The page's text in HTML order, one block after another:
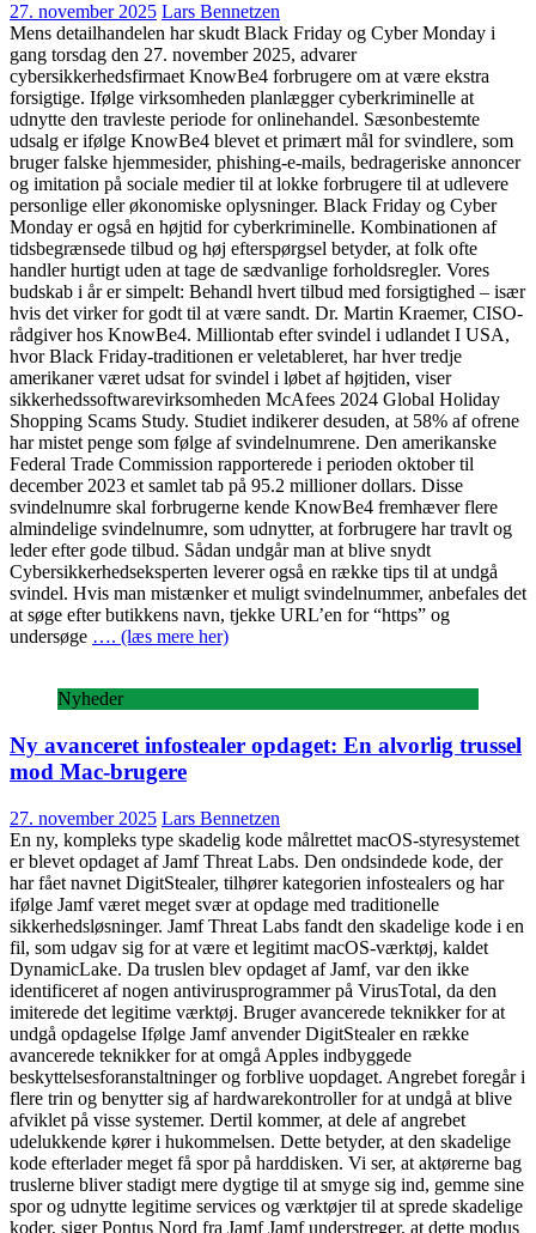
27. november 2025 Lars Bennetzen
Mens detailhandelen har skudt Black Friday og Cyber Monday i
gang torsdag den 27. november 2025, advarer
cybersikkerhedsfirmaet KnowBe4 forbrugere om at være ekstra
forsigtige. Ifølge virksomheden planlægger cyberkriminelle at
udnytte den travleste periode for onlinehandel. Sæsonbestemte
udsalg er ifølge KnowBe4 blevet et primært mål for svindlere, som
bruger falske hjemmesider, phishing-e-mails, bedrageriske annoncer
og imitation på sociale medier til at lokke forbrugere til at udlevere
personlige eller økonomiske oplysninger. Black Friday og Cyber
Monday er også en højtid for cyberkriminelle. Kombinationen af
tidsbegrænsede tilbud og høj efterspørgsel betyder, at folk ofte
handler hurtigt uden at tage de sædvanlige forholdsregler. Vores
budskab i år er simpelt: Behandl hvert tilbud med forsigtighed – især
hvis det virker for godt til at være sandt. Dr. Martin Kraemer, CISO-
rådgiver hos KnowBe4. Milliontab efter svindel i udlandet I USA,
hvor Black Friday-traditionen er veletableret, har hver tredje
amerikaner været udsat for svindel i løbet af højtiden, viser
sikkerhedssoftwarevirksomheden McAfees 2024 Global Holiday
Shopping Scams Study. Studiet indikerer desuden, at 58% af ofrene
har mistet penge som følge af svindelnumrene. Den amerikanske
Federal Trade Commission rapporterede i perioden oktober til
december 2023 et samlet tab på 95.2 millioner dollars. Disse
svindelnumre skal forbrugerne kende KnowBe4 fremhæver flere
almindelige svindelnumre, som udnytter, at forbrugere har travlt og
leder efter gode tilbud. Sådan undgår man at blive snydt
Cybersikkerhedseksperten leverer også en række tips til at undgå
svindel. Hvis man mistænker et muligt svindelnummer, anbefales det
at søge efter butikkens navn, tjekke URL’en for “https” og
undersøge …. (læs mere her)
Nyheder
Ny avanceret infostealer opdaget: En alvorlig trussel
mod Mac-brugere
27. november 2025 Lars Bennetzen
En ny, kompleks type skadelig kode målrettet macOS-styresystemet
er blevet opdaget af Jamf Threat Labs. Den ondsindede kode, der
har fået navnet DigitStealer, tilhører kategorien infostealers og har
ifølge Jamf været meget svær at opdage med traditionelle
sikkerhedsløsninger. Jamf Threat Labs fandt den skadelige kode i en
fil, som udgav sig for at være et legitimt macOS-værktøj, kaldet
DynamicLake. Da truslen blev opdaget af Jamf, var den ikke
identificeret af nogen antivirusprogrammer på VirusTotal, da den
imiterede det legitime værktøj. Bruger avancerede teknikker for at
undgå opdagelse Ifølge Jamf anvender DigitStealer en række
avancerede teknikker for at omgå Apples indbyggede
beskyttelsesforanstaltninger og forblive uopdaget. Angrebet foregår i
flere trin og benytter sig af hardwarekontroller for at undgå at blive
afviklet på visse systemer. Dertil kommer, at dele af angrebet
udelukkende kører i hukommelsen. Dette betyder, at den skadelige
kode efterlader meget få spor på harddisken. Vi ser, at aktørerne bag
truslerne bliver stadigt mere dygtige til at smyge sig ind, gemme sine
spor og udnytte legitime services og værktøjer til at sprede skadelige
koder, siger Pontus Nord fra Jamf Jamf understreger, at dette modus